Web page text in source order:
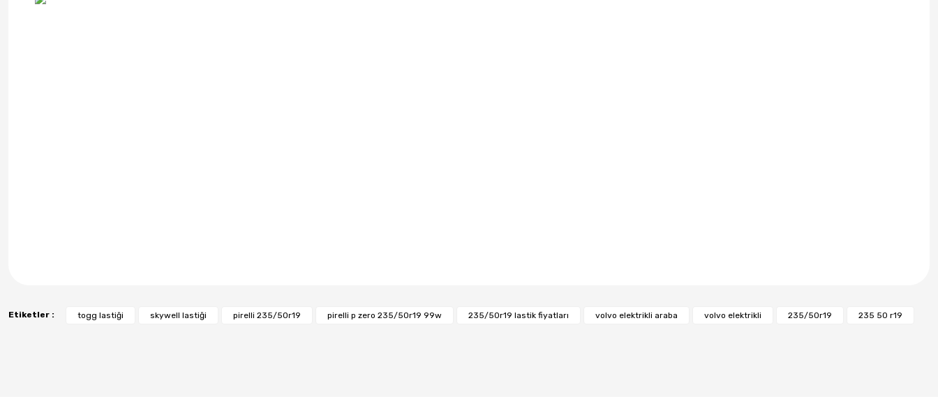
Etiketler : togg lastiği skywell lastiği pirelli 235/50r19 pirelli p zero 235/50r19 99w 235/50r19 lastik fiyatları volvo elektrikli araba volvo elektrikli 235/50r19 235 50 r19